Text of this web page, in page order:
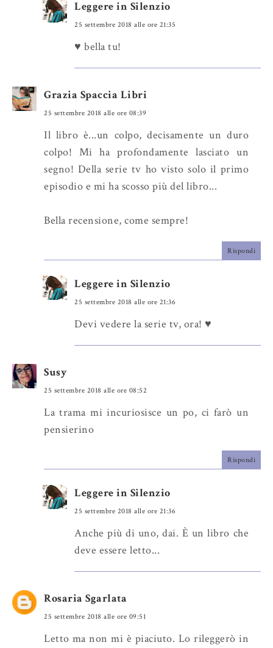
Leggere in Silenzio
25 settembre 2018 alle ore 21:35
♥ bella tu!
Grazia Spaccia Libri
25 settembre 2018 alle ore 08:39
Il libro è...un colpo, decisamente un duro
colpo! Mi ha profondamente lasciato un
segno! Della serie tv ho visto solo il primo
episodio e mi ha scosso più del libro...
Bella recensione, come sempre!
Rispondi
Leggere in Silenzio
25 settembre 2018 alle ore 21:36
Devi vedere la serie tv, ora! ♥
Susy
25 settembre 2018 alle ore 08:52
La trama mi incuriosisce un po, ci farò un
pensierino
Rispondi
Leggere in Silenzio
25 settembre 2018 alle ore 21:36
Anche più di uno, dai. È un libro che
deve essere letto...
Rosaria Sgarlata
25 settembre 2018 alle ore 09:51
Letto ma non mi è piaciuto. Lo rileggerò in